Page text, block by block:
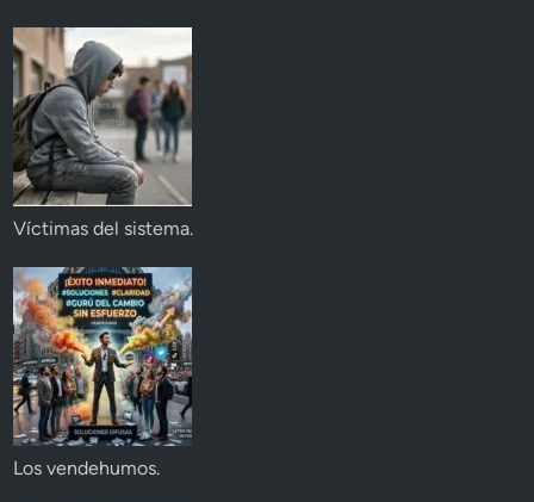
Víctimas del sistema.
Los vendehumos.